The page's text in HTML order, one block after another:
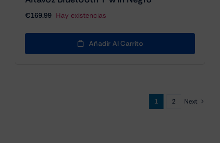
€169.99 Hay existencias
Añadir Al Carrito
1 2 Next